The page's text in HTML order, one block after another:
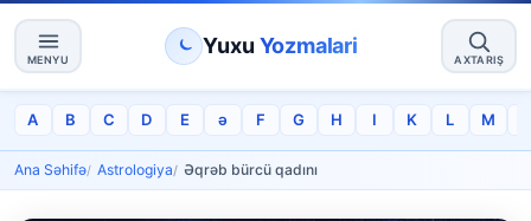
MENYU
Yuxu Yozmalari
AXTARIŞ
A B C D E ə F G H I K L M
Ana Səhifə Astrologiya Əqrəb bürcü qadını